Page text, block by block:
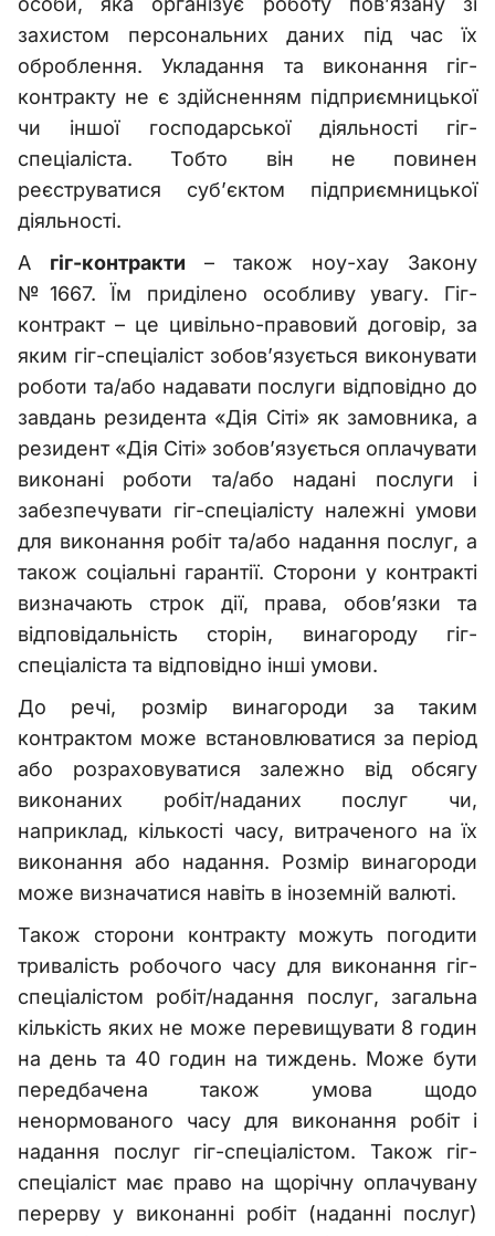
захистом персональних даних під час їх
оброблення. Укладання та виконання гіг-
контракту не є здійсненням підприємницької
чи іншої господарської діяльності гіг-
спеціаліста. Тобто він не повинен
реєструватися суб’єктом підприємницької
діяльності.
А гіг-контракти – також ноу-хау Закону
№1667. Їм приділено особливу увагу. Гіг-
контракт – це цивільно-правовий договір, за
яким гіг-спеціаліст зобов’язується виконувати
роботи та/або надавати послуги відповідно до
завдань резидента «Дія Сіті» як замовника, а
резидент «Дія Сіті» зобов’язується оплачувати
виконані роботи та/або надані послуги і
забезпечувати гіг-спеціалісту належні умови
для виконання робіт та/або надання послуг, а
також соціальні гарантії. Сторони у контракті
визначають строк дії, права, обов’язки та
відповідальність сторін, винагороду гіг-
спеціаліста та відповідно інші умови.
До речі, розмір винагороди за таким
контрактом може встановлюватися за період
або розраховуватися залежно від обсягу
виконаних робіт/наданих послуг чи,
наприклад, кількості часу, витраченого на їх
виконання або надання. Розмір винагороди
може визначатися навіть в іноземній валюті.
Також сторони контракту можуть погодити
тривалість робочого часу для виконання гіг-
спеціалістом робіт/надання послуг, загальна
кількість яких не може перевищувати 8 годин
на день та 40 годин на тиждень. Може бути
передбачена також умова щодо
ненормованого часу для виконання робіт і
надання послуг гіг-спеціалістом. Також гіг-
спеціаліст має право на щорічну оплачувану
перерву у виконанні робіт (наданні послуг)